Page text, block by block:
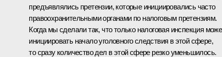
предъявлялись претензии, которые инициировались часто
правоохранительными органами по налоговым претензиям.
Когда мы сделали так, что только налоговая инспекция
инициировать начало уголовного следствия в этой сфере,
то сразу количество дел в этой сфере резко уменьшилось.